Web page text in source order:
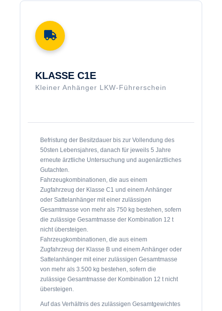
KLASSE C1E
Kleiner Anhänger LKW-Führerschein
Befristung der Besitzdauer bis zur Vollendung des
50sten Lebensjahres, danach für jeweils 5 Jahre
erneute ärztliche Untersuchung und augenärztliches
Gutachten.
Fahrzeugkombinationen, die aus einem
Zugfahrzeug der Klasse C1 und einem Anhänger
oder Sattelanhänger mit einer zulässigen
Gesamtmasse von mehr als 750 kg bestehen, sofern
die zulässige Gesamtmasse der Kombination 12 t
nicht übersteigen.
Fahrzeugkombinationen, die aus einem
Zugfahrzeug der Klasse B und einem Anhänger oder
Sattelanhänger mit einer zulässigen Gesamtmasse
von mehr als 3.500 kg bestehen, sofern die
zulässige Gesamtmasse der Kombination 12 t nicht
übersteigen.
Auf das Verhältnis des zulässigen Gesamtgewichtes